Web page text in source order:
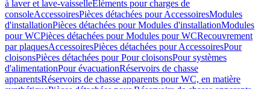
à laver et lave-vaisselleEléments pour charges de
consoleAccessoiresPièces détachées pour AccessoiresModules
d'installationPièces détachées pour Modules d'installationModules
pour WCPièces détachées pour Modules pour WCRecouvrement
par plaquesAccessoiresPièces détachées pour AccessoiresPour
cloisonsPièces détachées pour Pour cloisonsPour systèmes
d'alimentationPour évacuationRéservoirs de chasse
apparentsRéservoirs de chasse apparents pour WC, en matière